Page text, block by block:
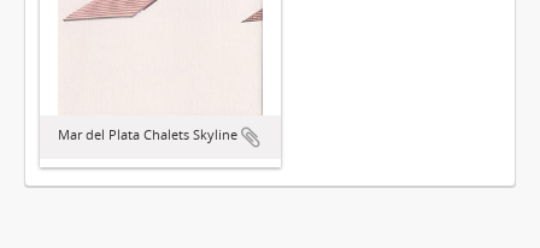
Mar del Plata Chalets Skyline